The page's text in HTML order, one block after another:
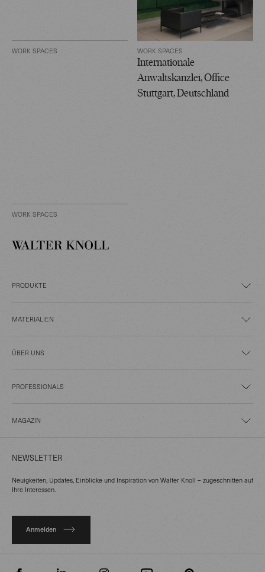
WORK SPACES WORK SPACES
Internationale
Anwaltskanzlei, Office
Stuttgart, Deutschland
WORK SPACES
PRODUKTE
MATERIALIEN
ÜBER UNS
PROFESSIONALS
MAGAZIN
NEWSLETTER
Neuigkeiten, Updates, Einblicke und Inspiration von Walter Knoll – zugeschnitten auf
Ihre Interessen.
Anmelden